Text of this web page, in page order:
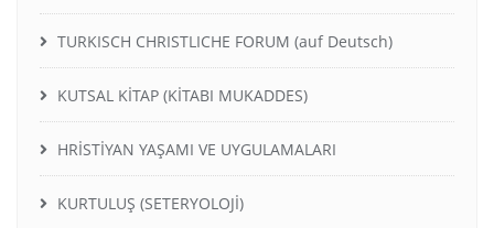
TURKISCH CHRISTLICHE FORUM (auf Deutsch)
KUTSAL KİTAP (KİTABI MUKADDES)
HRİSTİYAN YAŞAMI VE UYGULAMALARI
KURTULUŞ (SETERYOLOJİ)